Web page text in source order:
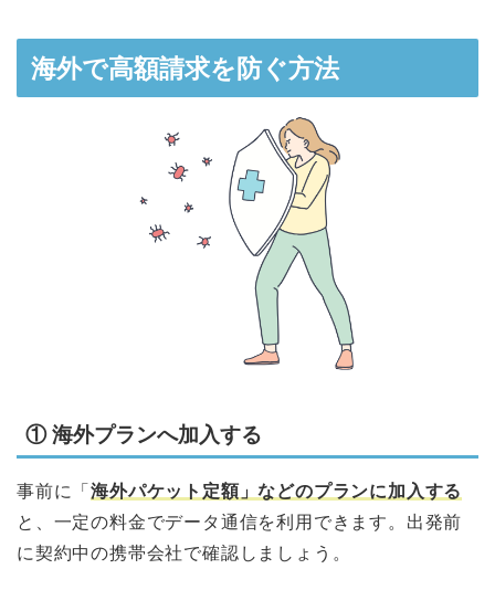
海外で高額請求を防ぐ方法
① 海外プランへ加入する
事前に「海外パケット定額」などのプランに加入する
と、一定の料金でデータ通信を利用できます。出発前
に契約中の携帯会社で確認しましょう。